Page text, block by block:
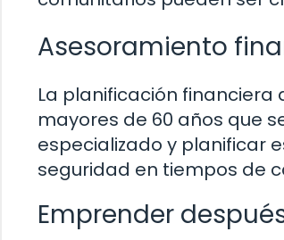
Asesoramiento
La planificación
mayores de 60 años que
especializado y planificar
seguridad en tiempos de
Emprender